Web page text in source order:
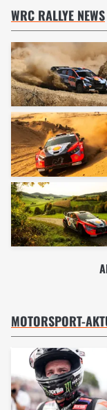
WRC RALLYE NEWS
MOTORSPORT-